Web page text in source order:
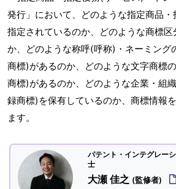
発行」において、どのような指定商品
指定されているのか、どのような商標
か、どのような称呼(呼称)・ネーミング
商標)があるのか、どのような文字商標
商標)があるのか、どのような企業・組
録商標)を保有しているのか、商標情報
ます。
パテント・インテグレー
士
大瀬 佳之 (監修者)